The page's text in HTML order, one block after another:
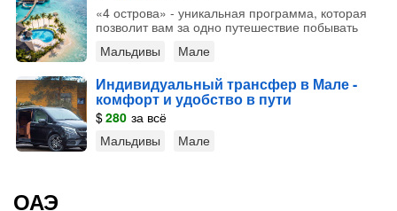
«4 острова» - уникальная программа, которая
позволит вам за одно путешествие побывать
Мальдивы
Мале
Индивидуальный трансфер в Мале -
комфорт и удобство в пути
$280 за всё
Мальдивы
Мале
ОАЭ